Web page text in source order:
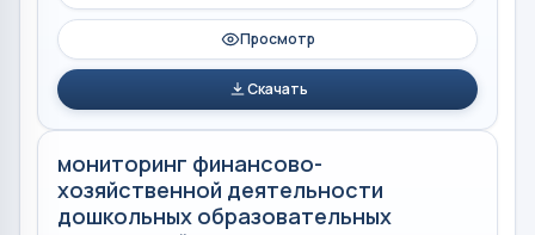
Просмотр
Скачать
мониторинг финансово-
хозяйственной деятельности
дошкольных образовательных